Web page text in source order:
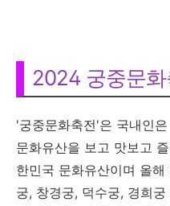
2024 궁중문화
'궁중문화축전'은 국내인
문화유산을 보고 맛보고
한민국 문화유산이며 올
궁, 창경궁, 덕수궁, 경희